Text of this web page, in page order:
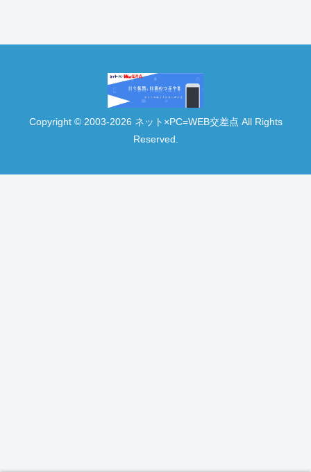
Copyright © 2003-2026 ネット×PC=WEB交差点 All Rights
Reserved.